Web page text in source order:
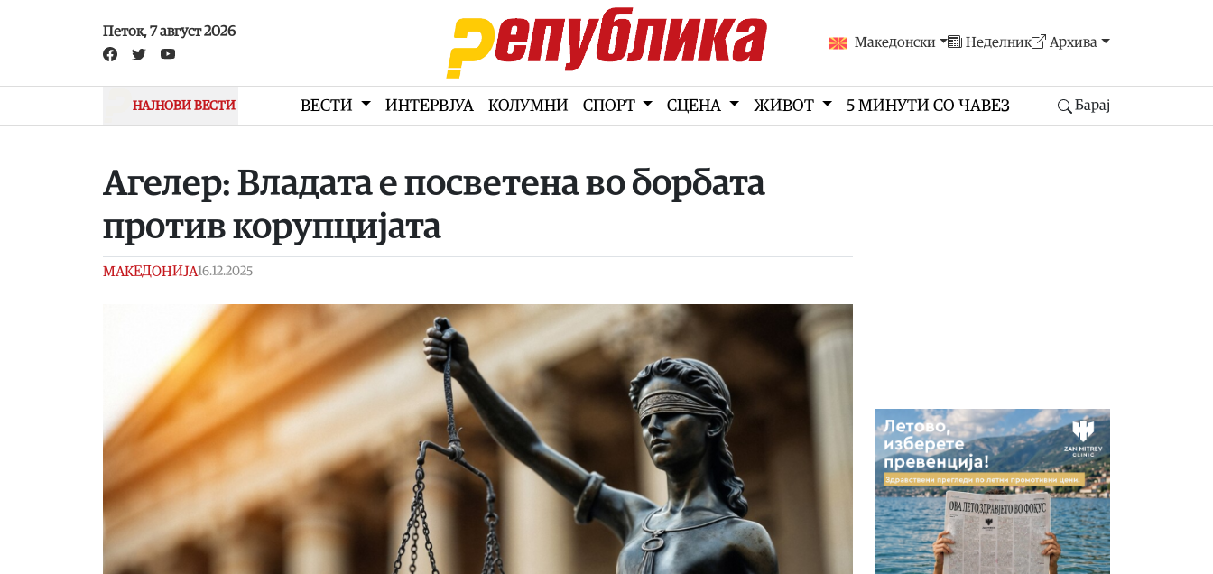
Петок, 7 август 2026
Македонски Неделник Архива
НАЈНОВИ ВЕСТИ ВЕСТИ ИНТЕРВЈУА КОЛУМНИ СПОРТ СЦЕНА ЖИВОТ 5 МИНУТИ СО ЧАВЕЗ Барај
Агелер: Владата е посветена во борбата
против корупцијата
МАКЕДОНИЈА16.12.2025